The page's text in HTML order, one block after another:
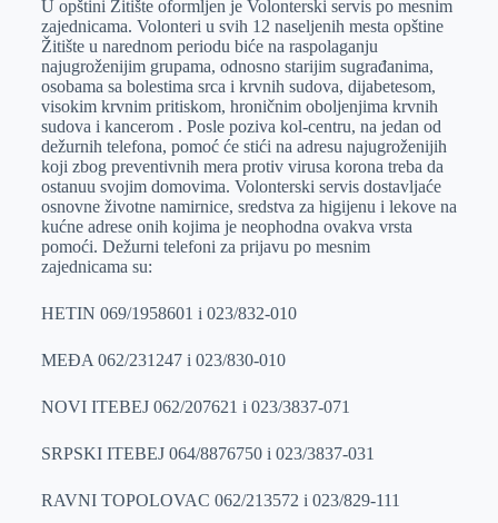
e
r
I
n
s
A
p
p
a
i
l
U opštini Žitište oformljen je Volonterski servis po mesnim
zajednicama. Volonteri u svih 12 naseljenih mesta opštine
Žitište u narednom periodu biće na raspolaganju
najugroženijim grupama, odnosno starijim sugrađanima,
osobama sa bolestima srca i krvnih sudova, dijabetesom,
visokim krvnim pritiskom, hroničnim oboljenjima krvnih
sudova i kancerom . Posle poziva kol-centru, na jedan od
dežurnih telefona, pomoć će stići na adresu najugroženijih
koji zbog preventivnih mera protiv virusa korona treba da
ostanuu svojim domovima. Volonterski servis dostavljaće
osnovne životne namirnice, sredstva za higijenu i lekove na
kućne adrese onih kojima je neophodna ovakva vrsta
pomoći. Dežurni telefoni za prijavu po mesnim
zajednicama su:
HETIN 069/1958601 i 023/832-010
MEĐA 062/231247 i 023/830-010
NOVI ITEBEJ 062/207621 i 023/3837-071
SRPSKI ITEBEJ 064/8876750 i 023/3837-031
RAVNI TOPOLOVAC 062/213572 i 023/829-111